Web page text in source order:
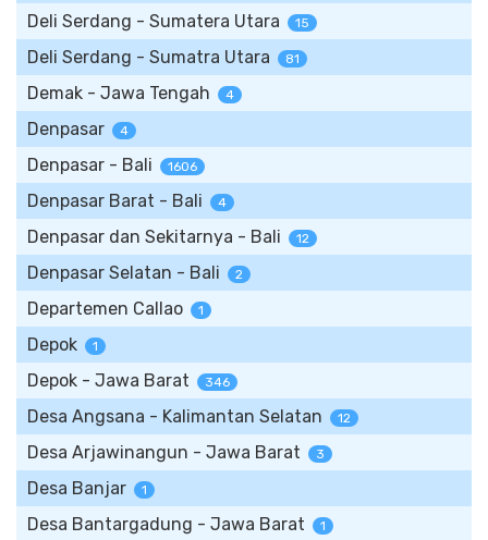
Deli Serdang - Sumatera Utara 15
Deli Serdang - Sumatra Utara 81
Demak - Jawa Tengah 4
Denpasar 4
Denpasar - Bali 1606
Denpasar Barat - Bali 4
Denpasar dan Sekitarnya - Bali 12
Denpasar Selatan - Bali 2
Departemen Callao 1
Depok 1
Depok - Jawa Barat 346
Desa Angsana - Kalimantan Selatan 12
Desa Arjawinangun - Jawa Barat 3
Desa Banjar 1
Desa Bantargadung - Jawa Barat 1